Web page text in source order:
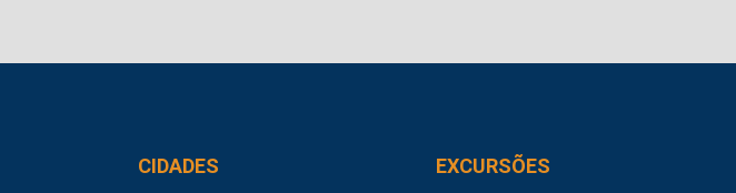
CIDADES EXCURSÕES